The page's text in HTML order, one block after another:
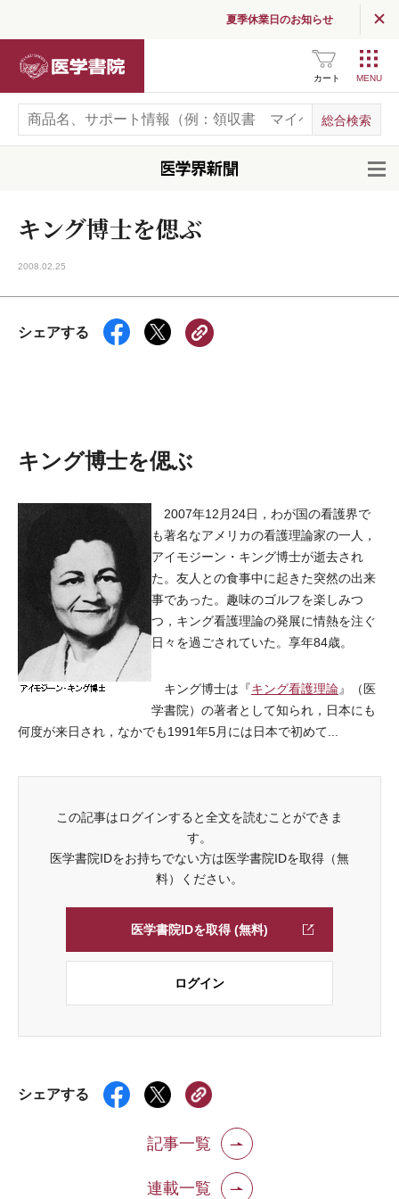
夏季休業日のお知らせ
カート
キング博士を偲ぶ
2008.02.25
シェアする
キング博士を偲ぶ
2007年12月24日，わが国の看護界で
も著名なアメリカの看護理論家の一人，
アイモジーン・キング博士が逝去され
た。友人との食事中に起きた突然の出来
事であった。趣味のゴルフを楽しみつ
つ，キング看護理論の発展に情熱を注ぐ
日々を過ごされていた。享年84歳。
キング博士は『キング看護理論』（医
学書院）の著者として知られ，日本にも
何度が来日され，なかでも1991年5月には日本で初めて...
この記事はログインすると全文を読むことができま
す。
医学書院IDをお持ちでない方は医学書院IDを取得（無
料）ください。
医学書院IDを取得 (無料)
ログイン
シェアする
記事一覧
連載一覧